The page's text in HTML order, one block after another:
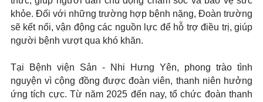
khỏe. Đối với những trường hợp bệnh nặng, Đoàn trường
sẽ kết nối, vận động các nguồn lực để hỗ trợ điều trị, giúp
người bệnh vượt qua khó khăn.
Tại Bệnh viện Sản - Nhi Hưng Yên, phong trào tình
nguyện vì cộng đồng được đoàn viên, thanh niên hưởng
ứng tích cực. Từ năm 2025 đến nay, tổ chức đoàn thanh